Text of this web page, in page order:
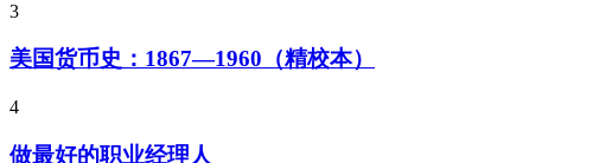
3
美国货币史：1867—1960（精校本）
4
做最好的职业经理人